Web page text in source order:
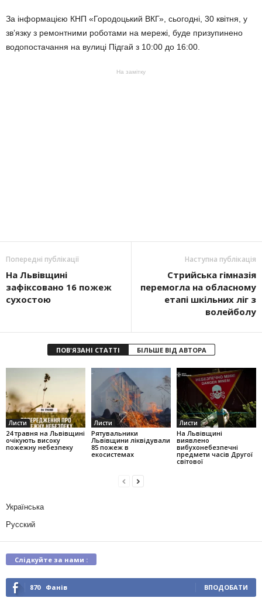
За інформацією КНП «Городоцький ВКГ», сьогодні, 30 квітня, у
звʼязку з ремонтними роботами на мережі, буде призупинено
водопостачання на вулиці Підгай з 10:00 до 16:00.
На замітку
Попередні публікації
На Львівщині
зафіксовано 16 пожеж
сухостою
Наступна публікація
Стрийська гімназія
перемогла на обласному
етапі шкільних ліг з
волейболу
ПОВ'ЯЗАНІ СТАТТІ БІЛЬШЕ ВІД АВТОРА
Листи
24 травня на Львівщині
очікують високу
пожежну небезпеку
Листи
Рятувальники
Львівщини ліквідували
85 пожеж в
екосистемах
Листи
На Львівщині
виявлено
вибухонебезпечні
предмети часів Другої
світової
Українська
Русский
Слідкуйте за нами :
870 Фанів ВПОДОБАТИ